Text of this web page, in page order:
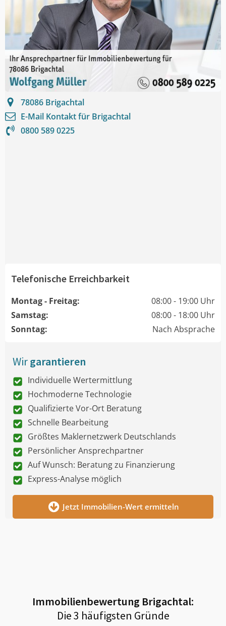
78086 Brigachtal
E-Mail Kontakt für Brigachtal
0800 589 0225
Telefonische Erreichbarkeit
Montag - Freitag:
08:00 - 19:00 Uhr
Samstag:
08:00 - 18:00 Uhr
Sonntag:
Nach Absprache
Wirgarantieren
Individuelle Wertermittlung
Hochmoderne Technologie
Qualifizierte Vor-Ort Beratung
Schnelle Bearbeitung
Größtes Maklernetzwerk Deutschlands
Persönlicher Ansprechpartner
Auf Wunsch: Beratung zu Finanzierung
Express-Analyse möglich
Jetzt Immobilien-Wert ermitteln
Immobilienbewertung Brigachtal:
Die 3 häufigsten Gründe